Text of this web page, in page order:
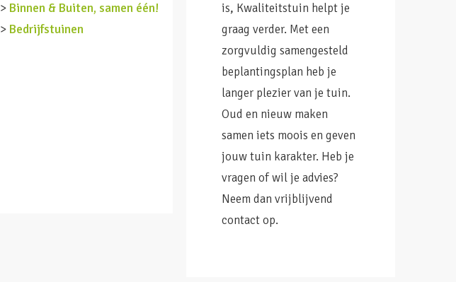
> Binnen & Buiten, samen één!
> Bedrijfstuinen
is, Kwaliteitstuin helpt je
graag verder. Met een
zorgvuldig samengesteld
beplantingsplan heb je
langer plezier van je tuin.
Oud en nieuw maken
samen iets moois en geven
jouw tuin karakter. Heb je
vragen of wil je advies?
Neem dan vrijblijvend
contact op.